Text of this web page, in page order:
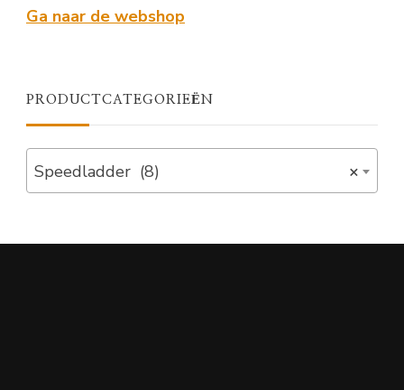
Ga naar de webshop
PRODUCTCATEGORIEËN
×
Speedladder (8)